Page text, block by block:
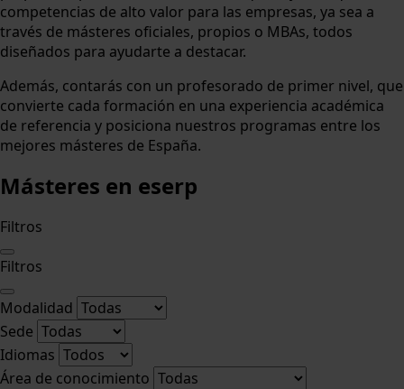
competencias de alto valor para las empresas, ya sea a
través de másteres oficiales, propios o MBAs, todos
diseñados para ayudarte a destacar.
Además, contarás con un profesorado de primer nivel, que
convierte cada formación en una experiencia académica
de referencia y posiciona nuestros programas entre los
mejores másteres de España.
Másteres en eserp
Filtros
Filtros
Modalidad
Sede
Idiomas
Área de conocimiento